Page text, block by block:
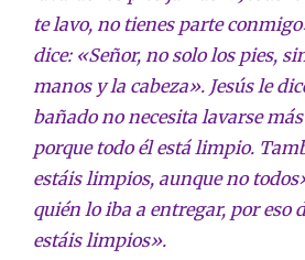
te lavo, no tienes parte
dice: «Señor, no solo los pies,
manos y la cabeza». Jesús le
bañado no necesita lavarse
porque todo él está limpio.
estáis limpios, aunque no
quién lo iba a entregar, por eso
estáis limpios».